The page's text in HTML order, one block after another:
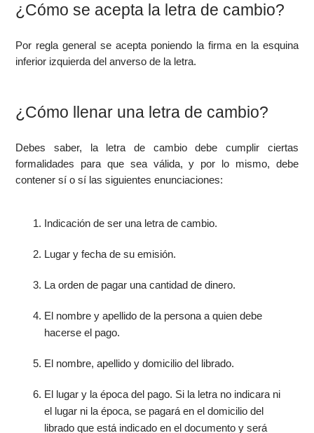
¿Cómo se acepta la letra de cambio?
Por regla general se acepta poniendo la firma en la esquina
inferior izquierda del anverso de la letra.
¿Cómo llenar una letra de cambio?
Debes saber, la letra de cambio debe cumplir ciertas
formalidades para que sea válida, y por lo mismo, debe
contener sí o sí las siguientes enunciaciones:
Indicación de ser una letra de cambio.
Lugar y fecha de su emisión.
La orden de pagar una cantidad de dinero.
El nombre y apellido de la persona a quien debe
hacerse el pago.
El nombre, apellido y domicilio del librado.
El lugar y la época del pago. Si la letra no indicara ni
el lugar ni la época, se pagará en el domicilio del
librado que está indicado en el documento y será